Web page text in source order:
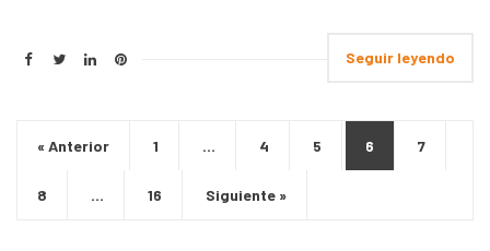
Seguir leyendo
« Anterior 1 … 4 5 6 7
8 … 16 Siguiente »